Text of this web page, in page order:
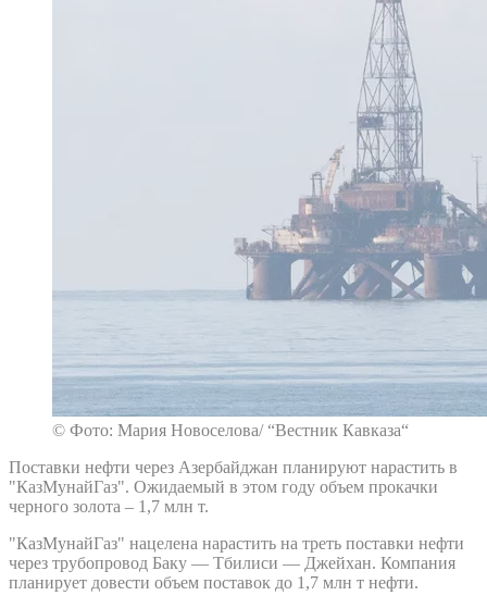
© Фото: Мария Новоселова/ “Вестник Кавказа“
Поставки нефти через Азербайджан планируют нарастить в
"КазМунайГаз". Ожидаемый в этом году объем прокачки
черного золота – 1,7 млн т.
"КазМунайГаз" нацелена нарастить на треть поставки нефти
через трубопровод Баку — Тбилиси — Джейхан. Компания
планирует довести объем поставок до 1,7 млн т нефти.